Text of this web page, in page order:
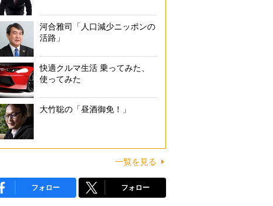
河合雅司「人口減少ニッポンの
活路」
快適クルマ生活 乗ってみた、
使ってみた
大竹聡の「昼酒御免！」
一覧を見る
フォロー フォロー